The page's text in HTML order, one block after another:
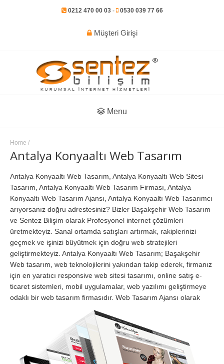
0212 470 00 03- 0530 039 77 66
Müşteri Girişi
Menu
Home /
Antalya Konyaaltı Web Tasarım
Antalya Konyaaltı Web Tasarım, Antalya Konyaaltı Web Sitesi
Tasarım, Antalya Konyaaltı Web Tasarım Firması, Antalya
Konyaaltı Web Tasarım Ajansı, Antalya Konyaaltı Web Tasarımcı
arıyorsanız doğru adrestesiniz? Bizler Başakşehir Web Tasarım
ve Sentez Bilişim olarak Profesyonel internet çözümleri
üretmekteyiz. Sanal ortamda satışları artırmak, rakiplerinizi
geçmek ve işinizi büyütmek için doğru web stratejileri
geliştirmekteyiz. Antalya Konyaaltı Web Tasarım; Başakşehir
Web tasarım, web teknolojilerini yakından takip ederek, firmanız
için en yaratıcı responsive web sitesi tasarımı, online satış e-
ticaret sistemleri, mobil uygulamalar, web yazılımı geliştirmeye
odaklı bir web tasarım firmasıdır. Web Tasarım Ajansı olarak